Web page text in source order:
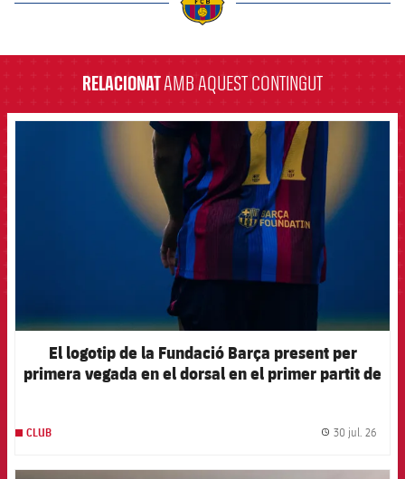
RELACIONATAMB AQUEST CONTINGUT
FCB Barcelona badge
El logotip de la Fundació Barça present per
primera vegada en el dorsal en el primer partit de
CLUB 30 jul. 26